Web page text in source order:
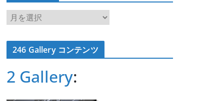
ア
ー
カ
イ246 Gallery コンテンツ
2 Gallery: